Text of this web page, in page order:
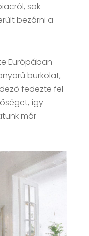
sok
bezárni a
Európában
burkolat,
fedezte fel
így
már